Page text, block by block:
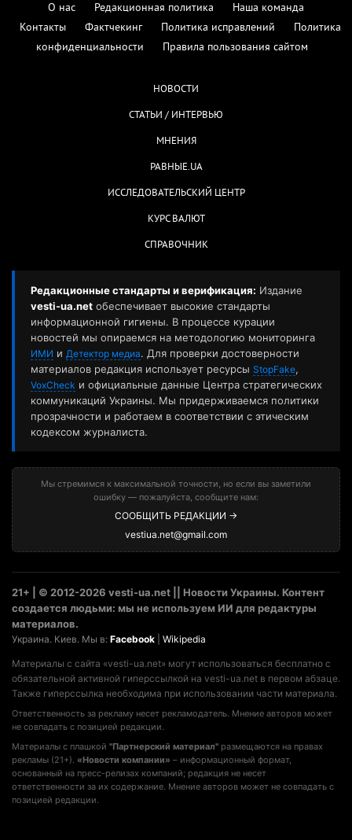
О нас Редакционная политика
Наша команда
Контакты
Фактчекинг Политика исправлений
Политика
конфиденциальности
Правила пользования сайтом
НОВОСТИ
СТАТЬИ / ИНТЕРВЬЮ
МНЕНИЯ
РАВНЫЕ.UA
ИССЛЕДОВАТЕЛЬСКИЙ ЦЕНТР
КУРС ВАЛЮТ
СПРАВОЧНИК
Редакционные стандарты и верификация: Издание
vesti-ua.net обеспечивает высокие стандарты
информационной гигиены. В процессе курации
новостей мы опираемся на методологию мониторинга
ИМИ и Детектор медиа. Для проверки достоверности
материалов редакция использует ресурсы StopFake,
VoxCheck и официальные данные Центра стратегических
коммуникаций Украины. Мы придерживаемся политики
прозрачности и работаем в соответствии с этическим
кодексом журналиста.
Мы стремимся к максимальной точности, но если вы заметили
ошибку — пожалуйста, сообщите нам:
СООБЩИТЬ РЕДАКЦИИ →
vestiua.net@gmail.com
21+ | © 2012-2026 vesti-ua.net || Новости Украины. Контент
создается людьми: мы не используем ИИ для редактуры
материалов.
Украина. Киев. Мы в: Facebook Wikipedia
Материалы с сайта «vesti-ua.net» могут использоваться бесплатно с
обязательной активной гиперссылкой на vesti-ua.net в первом абзаце.
Также гиперссылка необходима при использовании части материала.
Ответственность за рекламу несет рекламодатель. Мнение авторов может
не совпадать с позицией редакции.
Материалы с плашкой "Партнерский материал" размещаются на правах
рекламы (21+). «Новости компании» – информационный формат,
основанный на пресс-релизах компаний; редакция не несет
ответственности за их содержание. Мнение авторов может не совпадать с
позицией редакции.